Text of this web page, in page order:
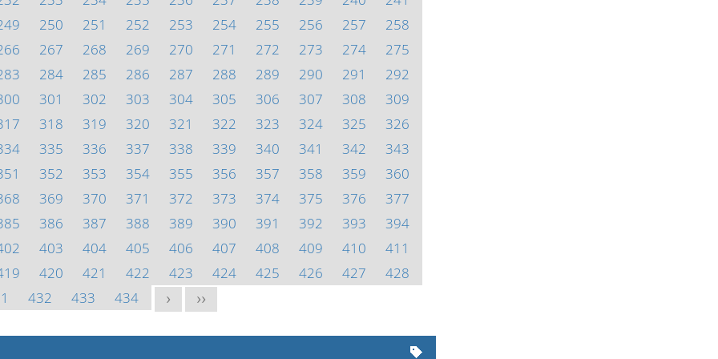
250 251 252 253 254 255 256 257
258
267 268 269 270 271 272 273 274
275
284 285 286 287 288 289 290 291
292
301 302 303 304 305 306 307 308
309
318 319 320 321 322 323 324 325
326
335 336 337 338 339 340 341 342
343
352 353 354 355 356 357 358 359
360
369 370 371 372 373 374 375 376
377
386 387 388 389 390 391 392 393
394
403 404 405 406 407 408 409 410
411
420 421 422 423 424 425 426 427
428
432 433 434 > >>